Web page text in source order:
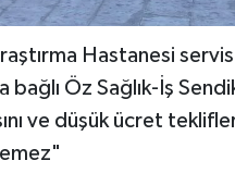
Hastanesi
Öz Sağlık-İş
ve düşük ücret